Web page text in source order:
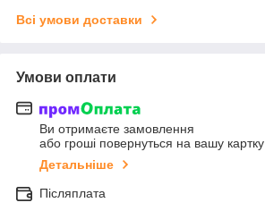
Всі умови доставки
Умови оплати
Ви отримаєте замовлення
або гроші повернуться на вашу картку
Детальніше
Післяплата